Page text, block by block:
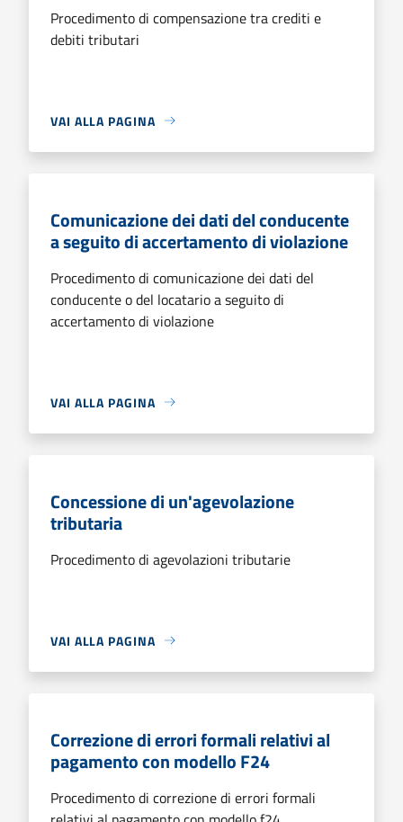
Procedimento di compensazione tra crediti e
debiti tributari
VAI ALLA PAGINA
Comunicazione dei dati del conducente
a seguito di accertamento di violazione
Procedimento di comunicazione dei dati del
conducente o del locatario a seguito di
accertamento di violazione
VAI ALLA PAGINA
Concessione di un'agevolazione
tributaria
Procedimento di agevolazioni tributarie
VAI ALLA PAGINA
Correzione di errori formali relativi al
pagamento con modello F24
Procedimento di correzione di errori formali